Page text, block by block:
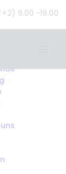
9.00 -19.00